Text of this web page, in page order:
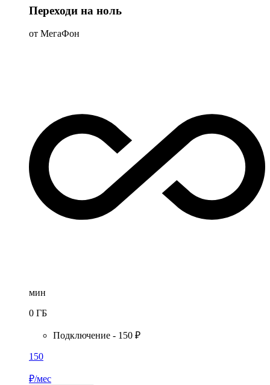
Переходи на ноль
от МегаФон
мин
0 ГБ
Подключение - 150 ₽
150
₽/мес